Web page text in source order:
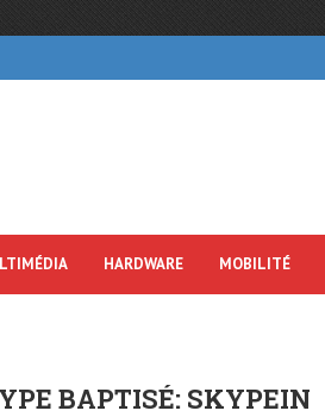
HARDWARE MOBILITÉ
BAPTISÉ: SKYPEIN